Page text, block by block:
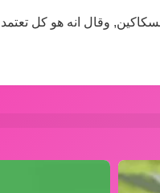
وقال انه هو كل